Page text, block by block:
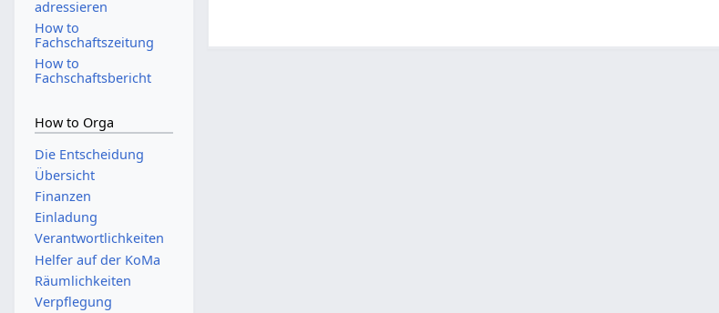
adressieren
How to
Fachschaftszeitung
How to
Fachschaftsbericht
How to Orga
Die Entscheidung
Übersicht
Finanzen
Einladung
Verantwortlichkeiten
Helfer auf der KoMa
Räumlichkeiten
Verpflegung